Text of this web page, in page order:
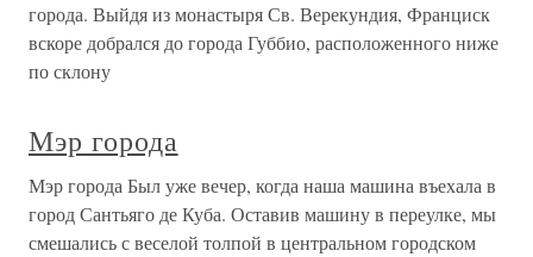
города. Выйдя из монастыря Св. Верекундия, Франциск
вскоре добрался до города Губбио, расположенного ниже
по склону
Мэр города
Мэр города Был уже вечер, когда наша машина въехала в
город Сантьяго де Куба. Оставив машину в переулке, мы
смешались с веселой толпой в центральном городском